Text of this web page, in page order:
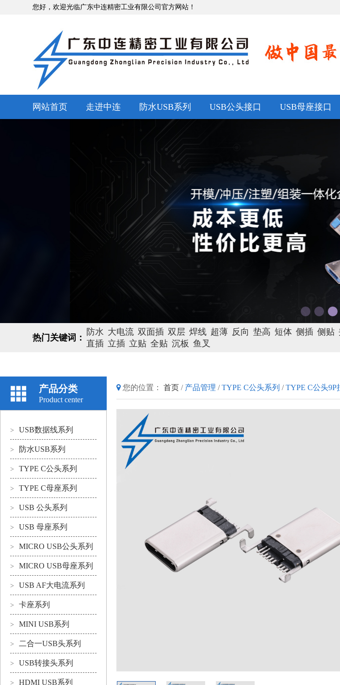
您好，欢迎光临广东中连精密工业有限公司官方网站！
网站首页 走进中连 防水USB系列 USB公头接口 USB母座接口
热门关键词：
防水 大电流 双面插 双层 焊线 超薄 反向 垫高 短体 侧插 侧贴
直插 立插 立贴 全贴 沉板 鱼叉
产品分类
Product center
> USB数据线系列
> 防水USB系列
> TYPE C公头系列
> TYPE C母座系列
> USB 公头系列
> USB 母座系列
> MICRO USB公头系列
> MICRO USB母座系列
> USB AF大电流系列
> 卡座系列
> MINI USB系列
> 二合一USB头系列
> USB转接头系列
> HDMI USB系列
您的位置： 首页 / 产品管理 / TYPE C公头系列 / TYPE C公头9P